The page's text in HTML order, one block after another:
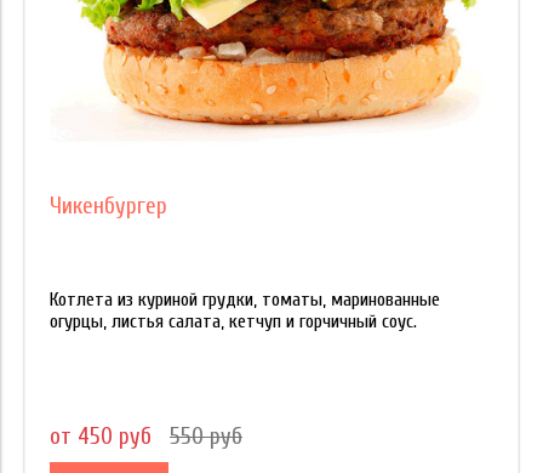
Чикенбургер
Котлета из куриной грудки, томаты, маринованные
огурцы, листья салата, кетчуп и горчичный соус.
от 450 руб 550 руб